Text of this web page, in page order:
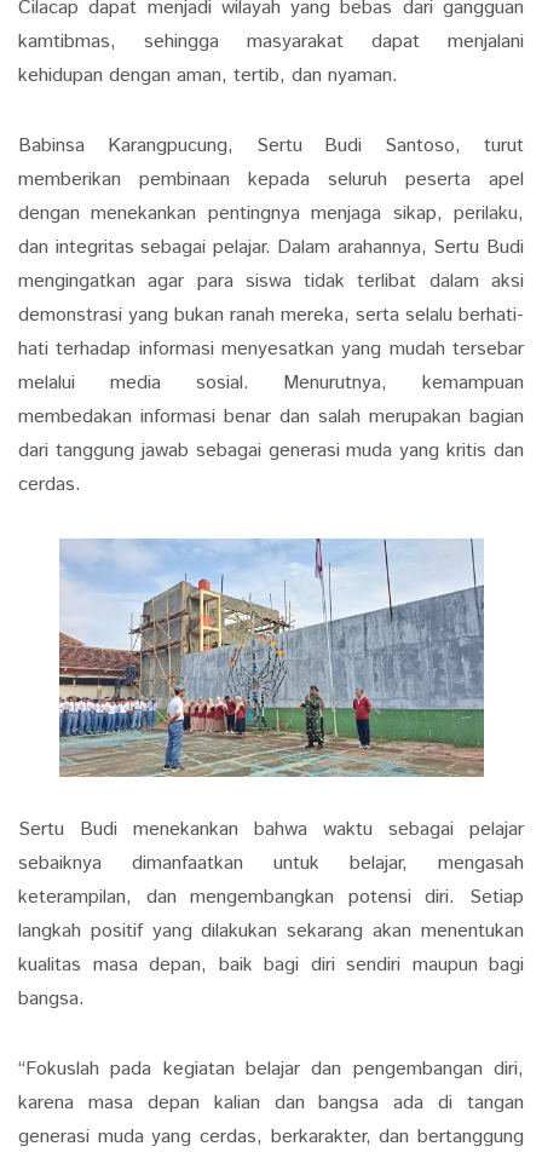
Cilacap dapat menjadi wilayah yang bebas dari gangguan
kamtibmas, sehingga masyarakat dapat menjalani
kehidupan dengan aman, tertib, dan nyaman.
Babinsa Karangpucung, Sertu Budi Santoso, turut
memberikan pembinaan kepada seluruh peserta apel
dengan menekankan pentingnya menjaga sikap, perilaku,
dan integritas sebagai pelajar. Dalam arahannya, Sertu Budi
mengingatkan agar para siswa tidak terlibat dalam aksi
demonstrasi yang bukan ranah mereka, serta selalu berhati-
hati terhadap informasi menyesatkan yang mudah tersebar
melalui media sosial. Menurutnya, kemampuan
membedakan informasi benar dan salah merupakan bagian
dari tanggung jawab sebagai generasi muda yang kritis dan
cerdas.
Sertu Budi menekankan bahwa waktu sebagai pelajar
sebaiknya dimanfaatkan untuk belajar, mengasah
keterampilan, dan mengembangkan potensi diri. Setiap
langkah positif yang dilakukan sekarang akan menentukan
kualitas masa depan, baik bagi diri sendiri maupun bagi
bangsa.
“Fokuslah pada kegiatan belajar dan pengembangan diri,
karena masa depan kalian dan bangsa ada di tangan
generasi muda yang cerdas, berkarakter, dan bertanggung